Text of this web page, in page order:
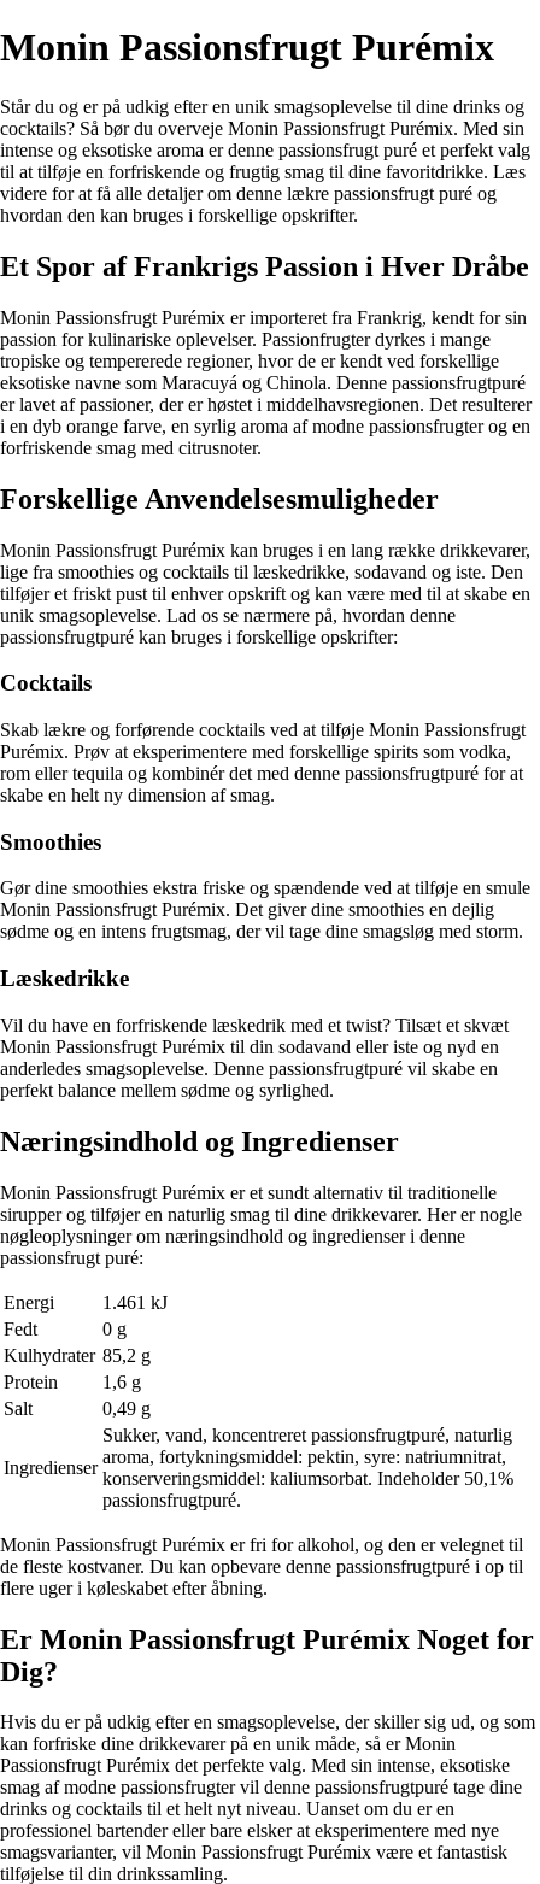
Monin Passionsfrugt Purémix
Står du og er på udkig efter en unik smagsoplevelse til dine drinks og
cocktails? Så bør du overveje Monin Passionsfrugt Purémix. Med sin
intense og eksotiske aroma er denne passionsfrugt puré et perfekt valg
til at tilføje en forfriskende og frugtig smag til dine favoritdrikke. Læs
videre for at få alle detaljer om denne lækre passionsfrugt puré og
hvordan den kan bruges i forskellige opskrifter.
Et Spor af Frankrigs Passion i Hver Dråbe
Monin Passionsfrugt Purémix er importeret fra Frankrig, kendt for sin
passion for kulinariske oplevelser. Passionfrugter dyrkes i mange
tropiske og tempererede regioner, hvor de er kendt ved forskellige
eksotiske navne som Maracuyá og Chinola. Denne passionsfrugtpuré
er lavet af passioner, der er høstet i middelhavsregionen. Det resulterer
i en dyb orange farve, en syrlig aroma af modne passionsfrugter og en
forfriskende smag med citrusnoter.
Forskellige Anvendelsesmuligheder
Monin Passionsfrugt Purémix kan bruges i en lang række drikkevarer,
lige fra smoothies og cocktails til læskedrikke, sodavand og iste. Den
tilføjer et friskt pust til enhver opskrift og kan være med til at skabe en
unik smagsoplevelse. Lad os se nærmere på, hvordan denne
passionsfrugtpuré kan bruges i forskellige opskrifter:
Cocktails
Skab lækre og forførende cocktails ved at tilføje Monin Passionsfrugt
Purémix. Prøv at eksperimentere med forskellige spirits som vodka,
rom eller tequila og kombinér det med denne passionsfrugtpuré for at
skabe en helt ny dimension af smag.
Smoothies
Gør dine smoothies ekstra friske og spændende ved at tilføje en smule
Monin Passionsfrugt Purémix. Det giver dine smoothies en dejlig
sødme og en intens frugtsmag, der vil tage dine smagsløg med storm.
Læskedrikke
Vil du have en forfriskende læskedrik med et twist? Tilsæt et skvæt
Monin Passionsfrugt Purémix til din sodavand eller iste og nyd en
anderledes smagsoplevelse. Denne passionsfrugtpuré vil skabe en
perfekt balance mellem sødme og syrlighed.
Næringsindhold og Ingredienser
Monin Passionsfrugt Purémix er et sundt alternativ til traditionelle
sirupper og tilføjer en naturlig smag til dine drikkevarer. Her er nogle
nøgleoplysninger om næringsindhold og ingredienser i denne
passionsfrugt puré:
Energi
1.461 kJ
Fedt
0 g
Kulhydrater 85,2 g
Protein
1,6 g
Salt
0,49 g
Ingredienser
Sukker, vand, koncentreret passionsfrugtpuré, naturlig
aroma, fortykningsmiddel: pektin, syre: natriumnitrat,
konserveringsmiddel: kaliumsorbat. Indeholder 50,1%
passionsfrugtpuré.
Monin Passionsfrugt Purémix er fri for alkohol, og den er velegnet til
de fleste kostvaner. Du kan opbevare denne passionsfrugtpuré i op til
flere uger i køleskabet efter åbning.
Er Monin Passionsfrugt Purémix Noget for
Dig?
Hvis du er på udkig efter en smagsoplevelse, der skiller sig ud, og som
kan forfriske dine drikkevarer på en unik måde, så er Monin
Passionsfrugt Purémix det perfekte valg. Med sin intense, eksotiske
smag af modne passionsfrugter vil denne passionsfrugtpuré tage dine
drinks og cocktails til et helt nyt niveau. Uanset om du er en
professionel bartender eller bare elsker at eksperimentere med nye
smagsvarianter, vil Monin Passionsfrugt Purémix være et fantastisk
tilføjelse til din drinkssamling.